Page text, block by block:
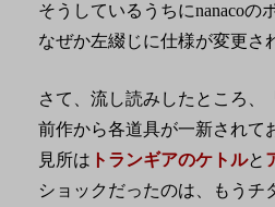
そうしているうちにnanaco
なぜか左綴じに仕様が変更
さて、流し読みしたところ、
前作から各道具が一新され
見所は トランギアのケトルと
ショックだったのは、もうチ